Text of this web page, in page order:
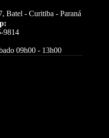
Batel - Curitiba - Paraná
9814
09h00 - 13h00